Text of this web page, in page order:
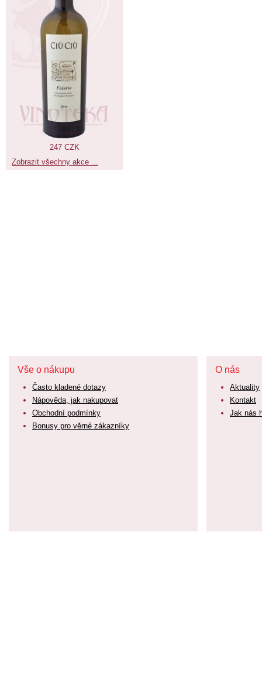
247 CZK
Zobrazit všechny akce ...
Vše o nákupu
Často kladené dotazy
Nápověda, jak nakupovat
Obchodní podmínky
Bonusy pro věrné zákazníky
O nás
Aktuality
Kontakt
Jak nás